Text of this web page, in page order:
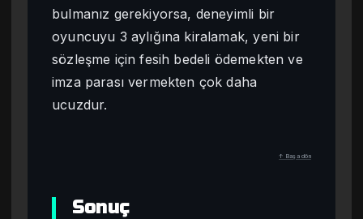
bulmanız gerekiyorsa, deneyimli bir
oyuncuyu 3 aylığına kiralamak, yeni bir
sözleşme için fesih bedeli ödemekten ve
imza parası vermekten çok daha
ucuzdur.
↑ Başa dön
Sonuç